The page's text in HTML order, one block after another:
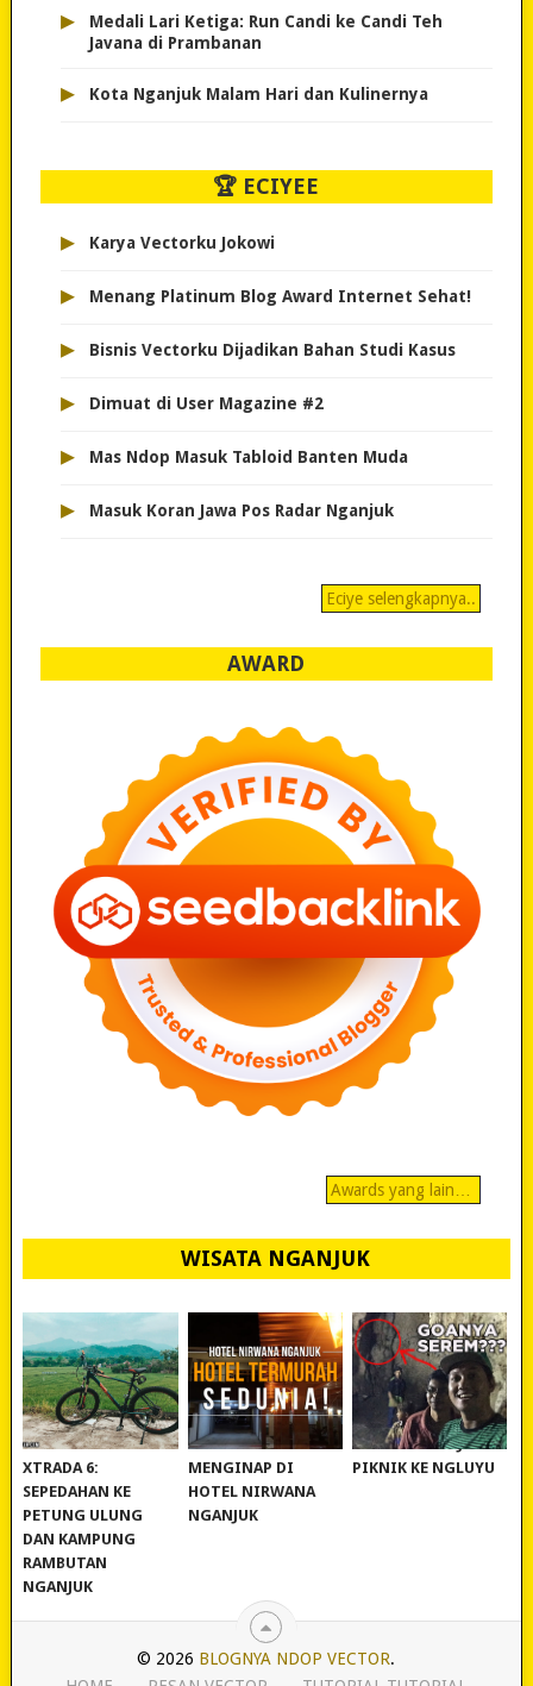
▸
Medali Lari Ketiga: Run Candi ke Candi Teh
Javana di Prambanan
▸ Kota Nganjuk Malam Hari dan Kulinernya
🏆 ECIYEE
▸ Karya Vectorku Jokowi
▸ Menang Platinum Blog Award Internet Sehat!
▸ Bisnis Vectorku Dijadikan Bahan Studi Kasus
▸ Dimuat di User Magazine #2
▸ Mas Ndop Masuk Tabloid Banten Muda
▸ Masuk Koran Jawa Pos Radar Nganjuk
Eciye selengkapnya..
AWARD
Awards yang lain…
WISATA NGANJUK
REVIEW POLYGON
XTRADA 6:
SEPEDAHAN KE
PETUNG ULUNG
DAN KAMPUNG
RAMBUTAN
NGANJUK
MURAH BANGET!
MENGINAP DI
HOTEL NIRWANA
NGANJUK
WISATA NGANJUK:
PIKNIK KE NGLUYU
© 2026 BLOGNYA NDOP VECTOR.